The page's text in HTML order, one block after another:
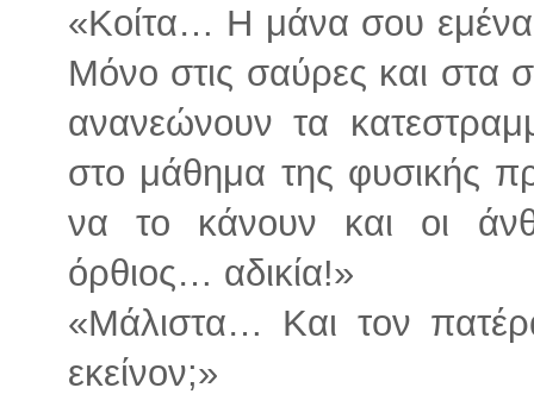
«Κοίτα… Η μάνα σου
Μόνο στις σαύρες και στα
ανανεώνουν τα
στο μάθημα της φυσικής
να το κάνουν και οι
όρθιος… αδικία!»
«Μάλιστα… Και τον
εκείνον;»